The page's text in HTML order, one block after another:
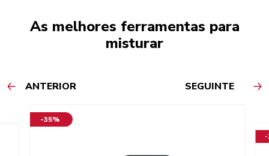
As melhores ferramentas para
misturar
ANTERIOR SEGUINTE
-35%
-